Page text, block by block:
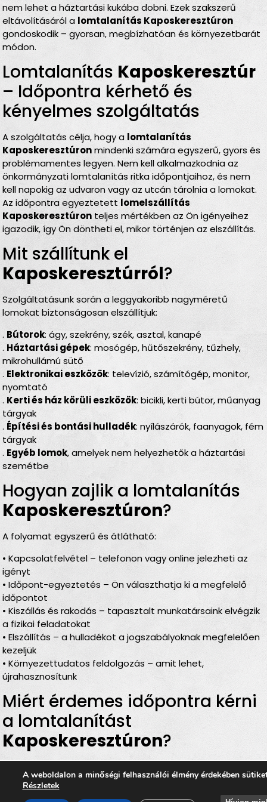
nem lehet a háztartási kukába dobni. Ezek szakszerű
eltávolításáról a lomtalanítás Kaposkeresztúron
gondoskodik – gyorsan, megbízhatóan és környezetbarát
módon.
Lomtalanítás Kaposkeresztúr
– Időpontra kérhető és
kényelmes szolgáltatás
A szolgáltatás célja, hogy a lomtalanítás
Kaposkeresztúronmindenki számára egyszerű, gyors és
problémamentes legyen. Nem kell alkalmazkodnia az
önkormányzati lomtalanítás ritka időpontjaihoz, és nem
kell napokig az udvaron vagy az utcán tárolnia a lomokat.
Az időpontra egyeztetett lomelszállítás
Kaposkeresztúron teljes mértékben az Ön igényeihez
igazodik, így Ön döntheti el, mikor történjen az elszállítás.
Mit szállítunk el
Kaposkeresztúrról?
Szolgáltatásunk során a leggyakoribb nagyméretű
lomokat biztonságosan elszállítjuk:
. Bútorok: ágy, szekrény, szék, asztal, kanapé
. Háztartási gépek: mosógép, hűtőszekrény, tűzhely,
mikrohullámú sütő
. Elektronikai eszközök: televízió, számítógép, monitor,
nyomtató
. Kerti és ház körüli eszközök: bicikli, kerti bútor, műanyag
tárgyak
. Építési és bontási hulladék: nyílászárók, faanyagok, fém
tárgyak
. Egyéb lomok, amelyek nem helyezhetők a háztartási
szemétbe
Hogyan zajlik a lomtalanítás
Kaposkeresztúron?
A folyamat egyszerű és átlátható:
• Kapcsolatfelvétel – telefonon vagy online jelezheti az
igényt
• Időpont-egyeztetés – Ön választhatja ki a megfelelő
időpontot
• Kiszállás és rakodás – tapasztalt munkatársaink elvégzik
a fizikai feladatokat
• Elszállítás – a hulladékot a jogszabályoknak megfelelően
kezeljük
• Környezettudatos feldolgozás – amit lehet,
újrahasznosítunk
Miért érdemes időpontra kérni
a lomtalanítást
Kaposkeresztúron?
történjen alomelszállítás Kaposkeresztúron
Komplett szolgáltatás
– rakodás, szállítás és
A weboldalon a minőségi felhasználói élmény érdekében
Részletek